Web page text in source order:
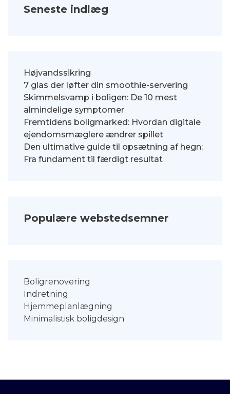
Seneste indlæg
Højvandssikring
7 glas der løfter din smoothie-servering
Skimmelsvamp i boligen: De 10 mest
almindelige symptomer
Fremtidens boligmarked: Hvordan digitale
ejendomsmæglere ændrer spillet
Den ultimative guide til opsætning af hegn:
Fra fundament til færdigt resultat
Populære webstedsemner
Boligrenovering
Indretning
Hjemmeplanlægning
Minimalistisk boligdesign